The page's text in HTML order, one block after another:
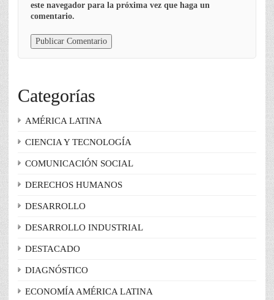
este navegador para la próxima vez que haga un
comentario.
Categorías
AMÉRICA LATINA
CIENCIA Y TECNOLOGÍA
COMUNICACIÓN SOCIAL
DERECHOS HUMANOS
DESARROLLO
DESARROLLO INDUSTRIAL
DESTACADO
DIAGNÓSTICO
ECONOMÍA AMÉRICA LATINA